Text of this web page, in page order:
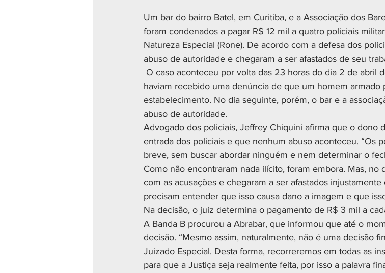
Um bar do bairro Batel, em Curitiba, e a Associação dos
foram condenados a pagar R$ 12 mil a quatro policiais
Natureza Especial (Rone). De acordo com a defesa dos
abuso de autoridade e chegaram a ser afastados de seu
haviam recebido uma denúncia de que um homem armado
estabelecimento. No dia seguinte, porém, o bar e a
abuso de autoridade.
Advogado dos policiais, Jeffrey Chiquini afirma que o dono
entrada dos policiais e que nenhum abuso aconteceu. “Os
breve, sem buscar abordar ninguém e nem determinar o
Como não encontraram nada ilícito, foram embora. Mas, no
com as acusações e chegaram a ser afastados
precisam entender que isso causa dano a imagem e que
Na decisão, o juiz determina o pagamento de R$ 3 mil a
A Banda B procurou a Abrabar, que informou que até o
decisão. “Mesmo assim, naturalmente, não é uma decisão
Juizado Especial. Desta forma, recorreremos em todas as
para que a Justiça seja realmente feita, por isso a palavra